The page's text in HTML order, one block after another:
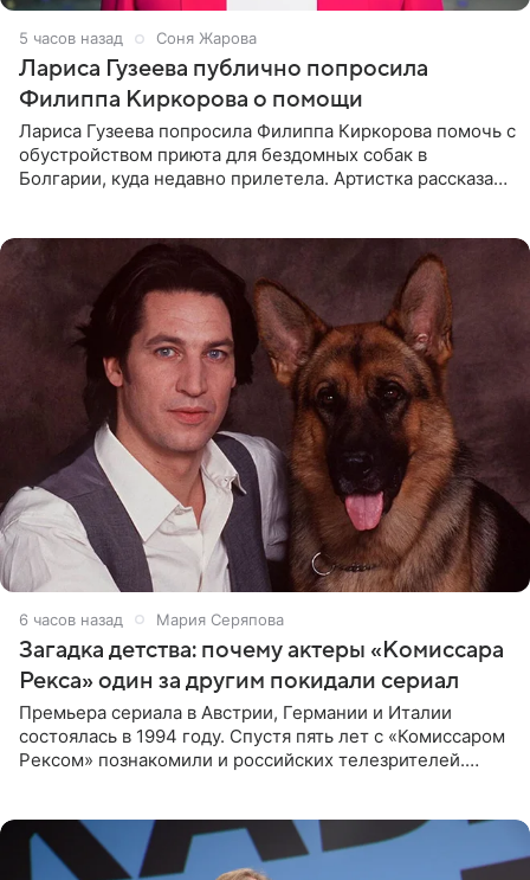
5 часов назад Соня Жарова
Лариса Гузеева публично попросила
Филиппа Киркорова о помощи
Лариса Гузеева попросила Филиппа Киркорова помочь с
обустройством приюта для бездомных собак в
Болгарии, куда недавно прилетела. Артистка рассказала
6 часов назад Мария Серяпова
Загадка детства: почему актеры «Комиссара
Рекса» один за другим покидали сериал
Премьера сериала в Австрии, Германии и Италии
состоялась в 1994 году. Спустя пять лет с «Комиссаром
Рексом» познакомили и российских телезрителей.